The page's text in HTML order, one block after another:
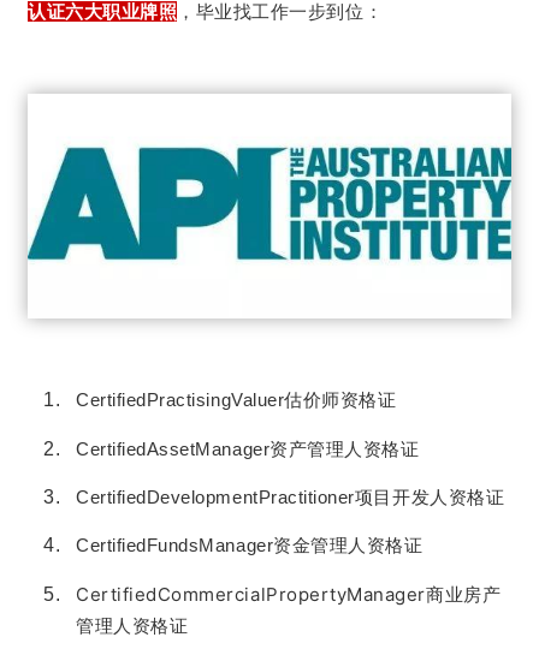
认证六大职业牌照 ，毕业找工作一步到位：
CertifiedPractisingValuer估价师资格证
CertifiedAssetManager资产管理人资格证
CertifiedDevelopmentPractitioner项目开发人资格证
CertifiedFundsManager资金管理人资格证
CertifiedCommercialPropertyManager商业房产
管理人资格证